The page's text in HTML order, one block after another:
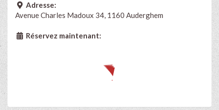
Adresse:
Avenue Charles Madoux 34, 1160 Auderghem
Réservez maintenant: